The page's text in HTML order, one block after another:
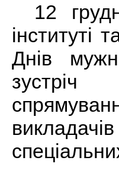
12
інституті
Днів
зустріч